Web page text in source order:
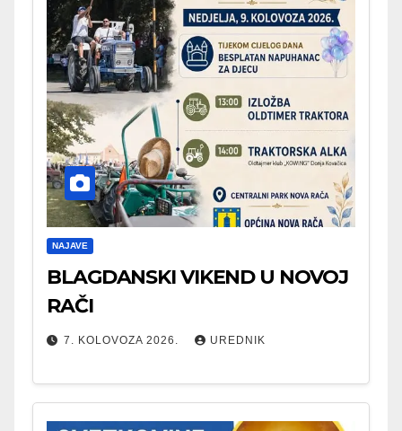
NAJAVE
BLAGDANSKI VIKEND U NOVOJ
RAČI
7. KOLOVOZA 2026. UREDNIK